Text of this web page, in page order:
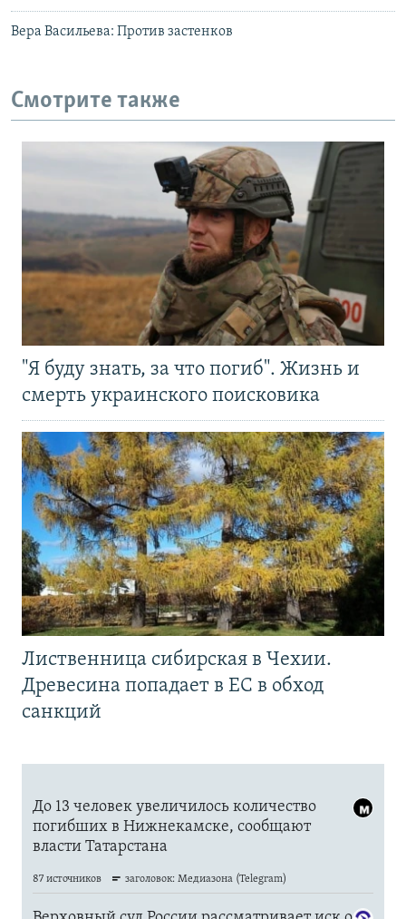
Вера Васильева: Против застенков
Смотрите также
"Я буду знать, за что погиб". Жизнь и
смерть украинского поисковика
Лиственница сибирская в Чехии.
Древесина попадает в ЕС в обход
санкций